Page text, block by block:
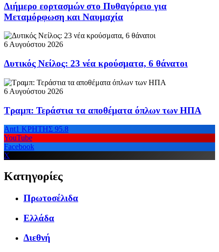
Διήμερο εορτασμών στο Πυθαγόρειο για
Μεταμόρφωση και Ναυμαχία
6 Αυγούστου 2026
Δυτικός Νείλος: 23 νέα κρούσματα, 6 θάνατοι
6 Αυγούστου 2026
Τραμπ: Τεράστια τα αποθέματα όπλων των ΗΠΑ
Ant1 ΚΡΗΤΗΣ 95.8
YouTube
Facebook
X
Κατηγορίες
Πρωτοσέλιδα
Ελλάδα
Διεθνή